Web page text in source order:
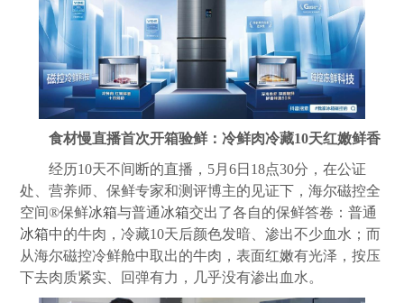
食材慢直播首次开箱验鲜：冷鲜肉冷藏10天红嫩鲜香
经历10天不间断的直播，5月6日18点30分，在公证
处、营养师、保鲜专家和测评博主的见证下，海尔磁控全
空间®保鲜冰箱与普通冰箱交出了各自的保鲜答卷：普通
冰箱中的牛肉，冷藏10天后颜色发暗、渗出不少血水；而
从海尔磁控冷鲜舱中取出的牛肉，表面红嫩有光泽，按压
下去肉质紧实、回弹有力，几乎没有渗出血水。